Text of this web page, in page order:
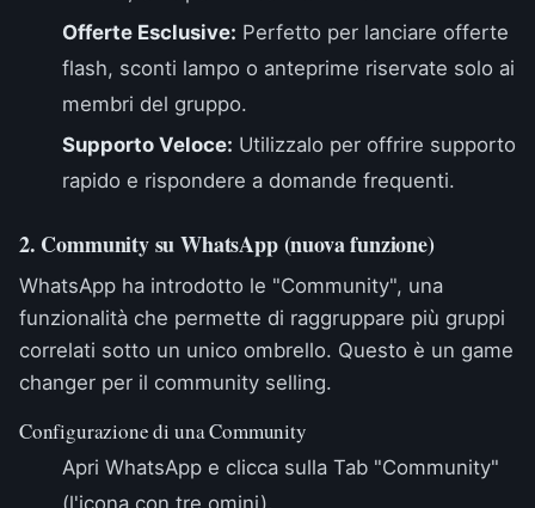
Offerte Esclusive: Perfetto per lanciare offerte
flash, sconti lampo o anteprime riservate solo ai
membri del gruppo.
Supporto Veloce: Utilizzalo per offrire supporto
rapido e rispondere a domande frequenti.
2. Community su WhatsApp (nuova funzione)
WhatsApp ha introdotto le "Community", una
funzionalità che permette di raggruppare più gruppi
correlati sotto un unico ombrello. Questo è un game
changer per il community selling.
Configurazione di una Community
Apri WhatsApp e clicca sulla Tab "Community"
(l'icona con tre omini).